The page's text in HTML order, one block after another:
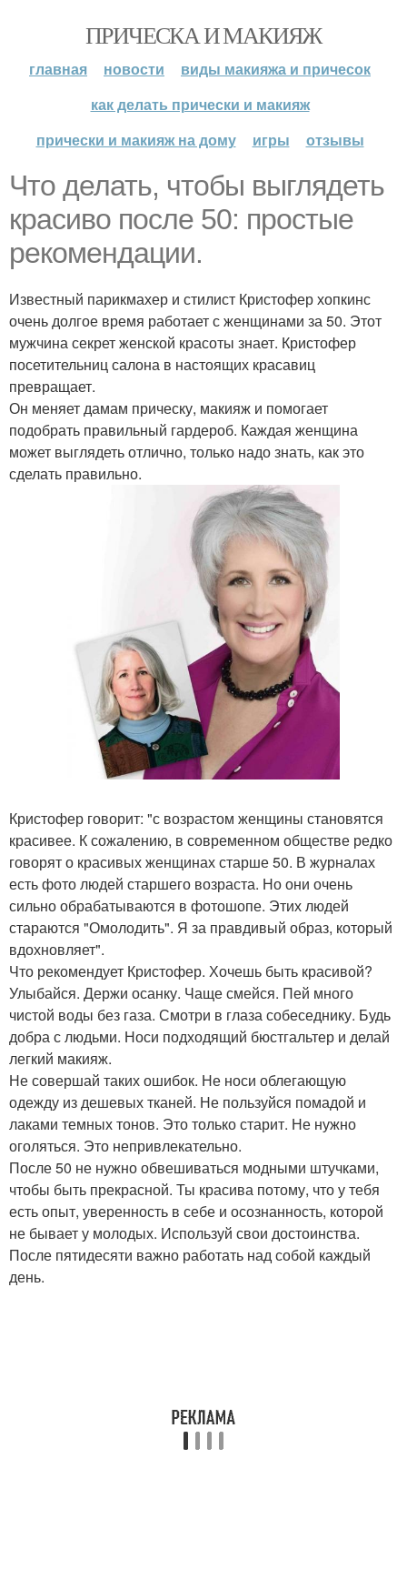
ПРИЧЕСКА И МАКИЯЖ
главная новости
виды макияжа и причесок
как делать прически и макияж
прически и макияж на дому
игры отзывы
Что делать, чтобы выглядеть
красиво после 50: простые
рекомендации.
Известный парикмахер и стилист Кристофер хопкинс
очень долгое время работает с женщинами за 50. Этот
мужчина секрет женской красоты знает. Кристофер
посетительниц салона в настоящих красавиц
превращает.
Он меняет дамам прическу, макияж и помогает
подобрать правильный гардероб. Каждая женщина
может выглядеть отлично, только надо знать, как это
сделать правильно.
Кристофер говорит: "с возрастом женщины становятся
красивее. К сожалению, в современном обществе редко
говорят о красивых женщинах старше 50. В журналах
есть фото людей старшего возраста. Но они очень
сильно обрабатываются в фотошопе. Этих людей
стараются "Омолодить". Я за правдивый образ, который
вдохновляет".
Что рекомендует Кристофер. Хочешь быть красивой?
Улыбайся. Держи осанку. Чаще смейся. Пей много
чистой воды без газа. Смотри в глаза собеседнику. Будь
добра с людьми. Носи подходящий бюстгальтер и делай
легкий макияж.
Не совершай таких ошибок. Не носи облегающую
одежду из дешевых тканей. Не пользуйся помадой и
лаками темных тонов. Это только старит. Не нужно
оголяться. Это непривлекательно.
После 50 не нужно обвешиваться модными штучками,
чтобы быть прекрасной. Ты красива потому, что у тебя
есть опыт, уверенность в себе и осознанность, которой
не бывает у молодых. Используй свои достоинства.
После пятидесяти важно работать над собой каждый
день.